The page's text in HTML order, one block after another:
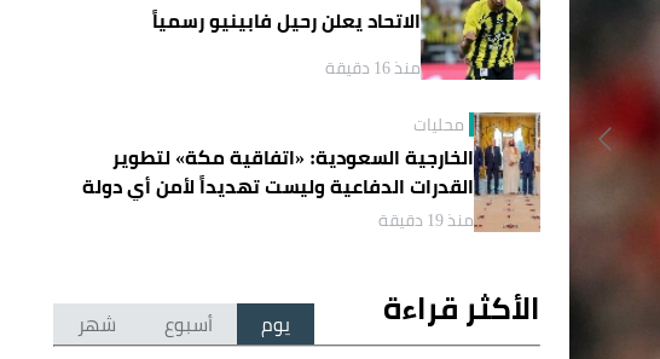
الاتحاد يعلن رحيل فابينيو رسمياً
منذ 16 دقيقة
محليات
الخارجية السعودية: «اتفاقية مكة» لتطوير
القدرات الدفاعية وليست تهديداً لأمن أي دولة
منذ 19 دقيقة
الأكثر قراءة يوم أسبوع شهر